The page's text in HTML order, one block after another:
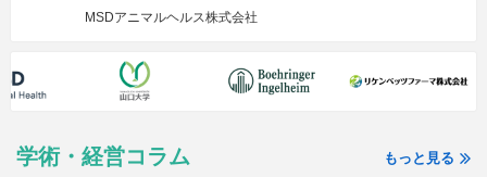
MSDアニマルヘルス株式会社
学術・経営コラム もっと見る